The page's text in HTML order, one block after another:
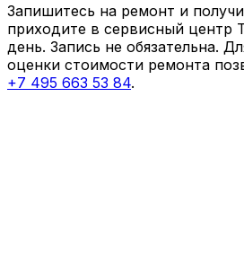
Запишитесь на ремонт и
приходите в сервисный центр
день. Запись не обязательна.
оценки стоимости ремонта
+7 495 663 53 84.